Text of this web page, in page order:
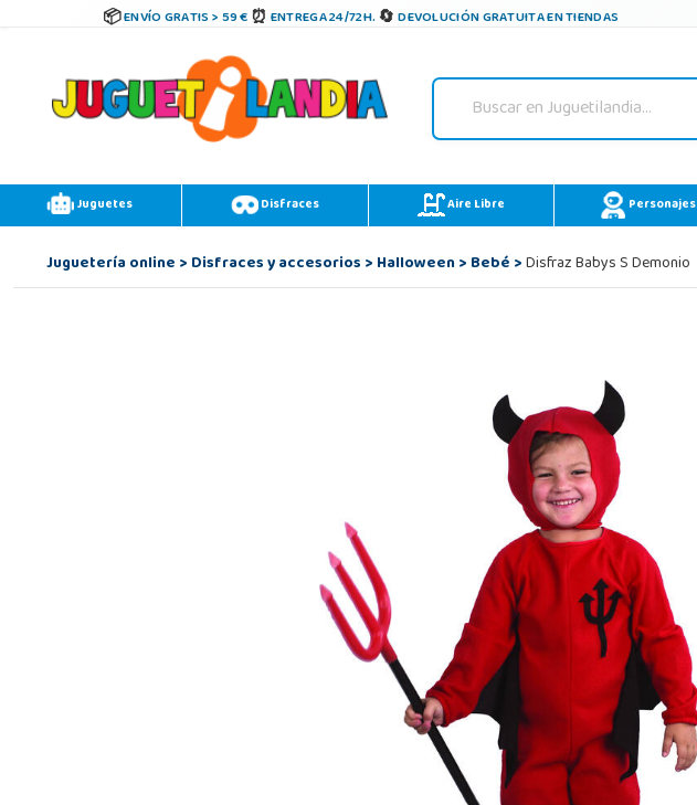
ENVÍO GRATIS > 59 € ENTREGA 24/72H. DEVOLUCIÓN GRATUITA EN TIENDAS
Juguetes Disfraces Aire Libre Personajes
Juguetería online>Disfraces y accesorios>Halloween>Bebé>Disfraz Babys S Demonio